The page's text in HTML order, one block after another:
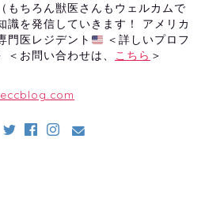
もちろん獣医さんもウェルカムで
識を発信していきます！ アメリカ
門医レジデント
＜詳しいプロフ
＜お問い合わせは、 こちら ＞